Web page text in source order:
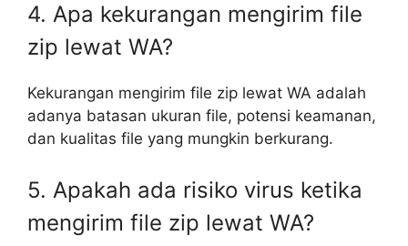
4. Apa kekurangan mengirim file
zip lewat WA?
Kekurangan mengirim file zip lewat WA adalah
adanya batasan ukuran file, potensi keamanan,
dan kualitas file yang mungkin berkurang.
5. Apakah ada risiko virus ketika
mengirim file zip lewat WA?